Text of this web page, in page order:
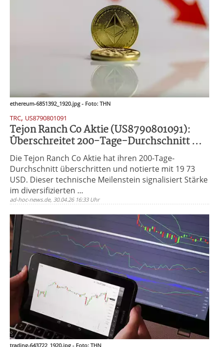
ethereum-6851392_1920.jpg - Foto: THN
TRC, US8790801091
Tejon Ranch Co Aktie (US8790801091):
Überschreitet 200-Tage-Durchschnitt ...
Die Tejon Ranch Co Aktie hat ihren 200-Tage-
Durchschnitt überschritten und notierte mit 19 73
USD. Dieser technische Meilenstein signalisiert Stärke
im diversifizierten ...
ad-hoc-news.de, 30.04.26 16:33 Uhr
trading-643722_1920.jpg - Foto: THN